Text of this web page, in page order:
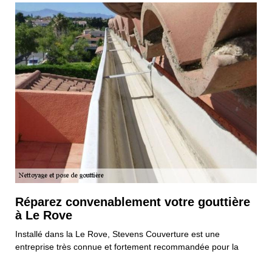
Réparez convenablement votre gouttière
à Le Rove
Installé dans la Le Rove, Stevens Couverture est une
entreprise très connue et fortement recommandée pour la